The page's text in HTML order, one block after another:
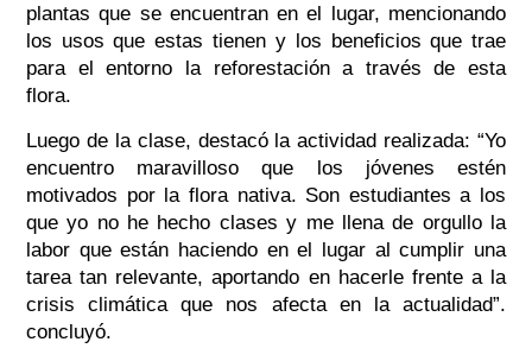
plantas que se encuentran en el lugar, mencionando
los usos que estas tienen y los beneficios que trae
para el entorno la reforestación a través de esta
flora.
Luego de la clase, destacó la actividad realizada: “Yo
encuentro maravilloso que los jóvenes estén
motivados por la flora nativa. Son estudiantes a los
que yo no he hecho clases y me llena de orgullo la
labor que están haciendo en el lugar al cumplir una
tarea tan relevante, aportando en hacerle frente a la
crisis climática que nos afecta en la actualidad”.
concluyó.